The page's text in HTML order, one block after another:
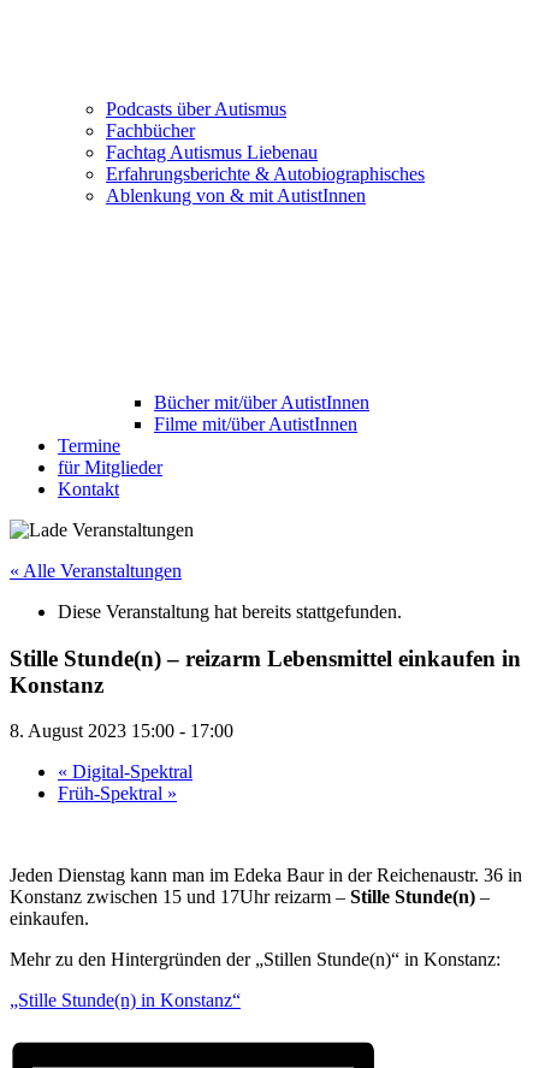
Podcasts über Autismus
Fachbücher
Fachtag Autismus Liebenau
Erfahrungsberichte & Autobiographisches
Ablenkung von & mit AutistInnen
Bücher mit/über AutistInnen
Filme mit/über AutistInnen
Termine
für Mitglieder
Kontakt
« Alle Veranstaltungen
Diese Veranstaltung hat bereits stattgefunden.
Stille Stunde(n) – reizarm Lebensmittel einkaufen in
Konstanz
8. August 2023 15:00 - 17:00
« Digital-Spektral
Früh-Spektral »
Jeden Dienstag kann man im Edeka Baur in der Reichenaustr. 36 in
Konstanz zwischen 15 und 17Uhr reizarm – Stille Stunde(n) –
einkaufen.
Mehr zu den Hintergründen der „Stillen Stunde(n)“ in Konstanz:
„Stille Stunde(n) in Konstanz“